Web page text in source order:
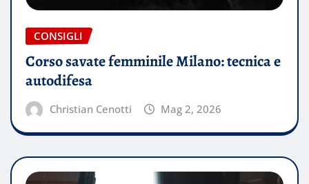
CONSIGLI
Corso savate femminile Milano: tecnica e
autodifesa
Christian Cenotti Mag 2, 2026